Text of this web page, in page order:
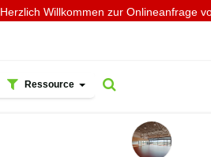
Herzlich Willkommen zur Onlineanfrage
Ressource